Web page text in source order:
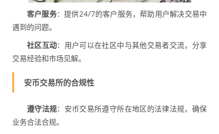
客户服务：提供24/7的客户服务，帮助用户解决交易中
遇到的问题。
社区互动：用户可以在社区中与其他交易者交流，分享
交易经验和市场见解。
安币交易所的合规性
遵守法规：安币交易所遵守所在地区的法律法规，确保
业务合法合规。